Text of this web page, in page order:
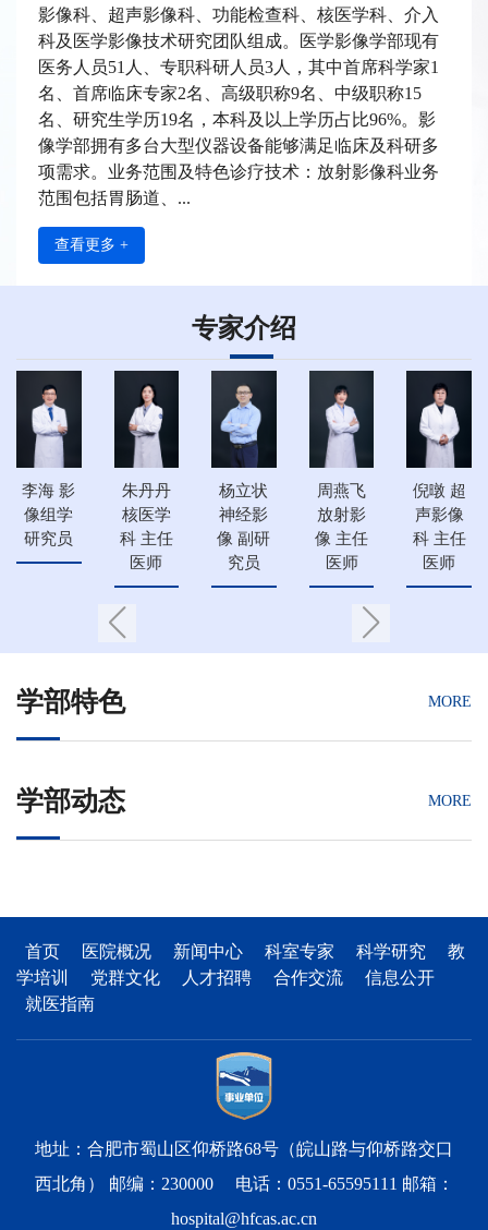
影像科、超声影像科、功能检查科、核医学科、介入
科及医学影像技术研究团队组成。医学影像学部现有
医务人员51人、专职科研人员3人，其中首席科学家1
名、首席临床专家2名、高级职称9名、中级职称15
名、研究生学历19名，本科及以上学历占比96%。影
像学部拥有多台大型仪器设备能够满足临床及科研多
项需求。业务范围及特色诊疗技术：放射影像科业务
范围包括胃肠道、...
查看更多 +
专家介绍
李海 影
像组学
研究员
朱丹丹
核医学
科 主任
医师
杨立状
神经影
像 副研
究员
周燕飞
放射影
像 主任
医师
倪暾 超
声影像
科 主任
医师
学部特色 MORE
学部动态 MORE
首页 医院概况 新闻中心 科室专家 科学研究
教
学培训
党群文化 人才招聘 合作交流
信息公开
就医指南
地址：合肥市蜀山区仰桥路68号（皖山路与仰桥路交口
西北角） 邮编：230000 电话：0551-65595111 邮箱：
hospital@hfcas.ac.cn